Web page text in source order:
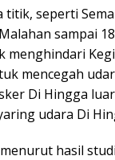
titik, seperti
sampai
menghindari
mencegah
Di Hingga
udara Di
hasil